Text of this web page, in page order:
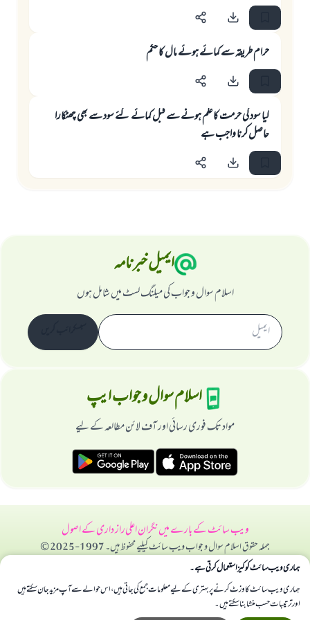
حرام طريقہ سے كمائے ہوئے مال كا حكم
كيا سود كى حرمت كا علم ہونے سے قبل كمائے گئے سود سے بھى چھٹكارا
حاصل كرنا واجب ہے
ایمیل خبرنامہ
اسلام سوال و جواب کی میلنگ لسٹ میں شامل ہوں
اسلام سوال و جواب ایپ
مواد تک فوری رسائی اور آف لائن مطالعہ کے لیے
ویب سائٹ کے بارے میںنگران اعلیراز داری کے اصول
جملہ حقوق اسلام سوال و جواب ویب سائٹ کیلیے محفوظ ہیں۔ 1997-2025 ©
ہماری ویب سائٹ کوکیز استعمال کرتی ہے۔
ہماری ویب سائٹ کا وزٹ کرنے پر بہتری کے لیے معلومات جمع کی جاتی ہیں، اس حوالے سے آپ مزید جان سکتے ہیں
اور ترتیبات حسب منشا بنا سکتے ہیں۔